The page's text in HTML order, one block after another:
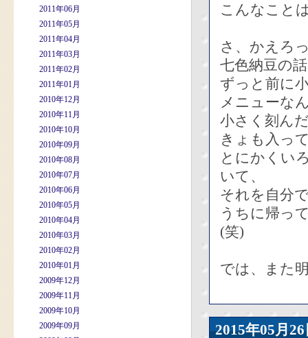
2011年06月
2011年05月
2011年04月
2011年03月
2011年02月
2011年01月
2010年12月
2010年11月
2010年10月
2010年09月
2010年08月
2010年07月
2010年06月
2010年05月
2010年04月
2010年03月
2010年02月
2010年01月
2009年12月
2009年11月
2009年10月
2009年09月
こんなこと
さ、かえろ
七色納豆の
ずっと前に
メニューな
小さく刻ん
きょも入っ
とにかくい
いて、
それを自分
うちに帰っ
(笑)
では、また
2015年05